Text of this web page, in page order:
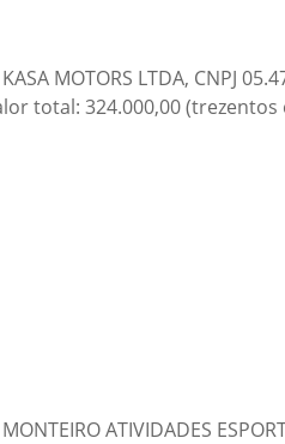
MOTORS LTDA, CNPJ
total: 324.000,00
ATIVIDADES